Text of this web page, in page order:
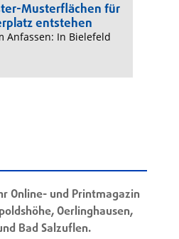
Musterflächen für
entstehen
Anfassen: In Bielefeld
Online- und Printmagazin
Oerlinghausen,
Bad Salzuflen.